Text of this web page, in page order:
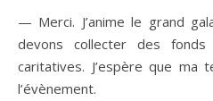
— Merci. J’anime le grand
devons collecter des
caritatives. J’espère que ma
l’évènement.